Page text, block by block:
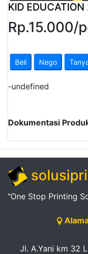
Ganti
Password
Logout
KID EDUCATION
Rp.15.000/
Beli Nego
-undefined
Dokumentasi
"One Stop Printing
Jl. A.Yani km 32